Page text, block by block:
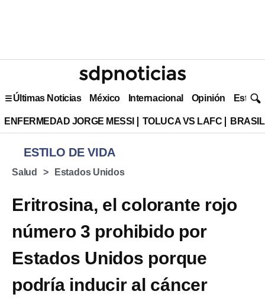
Últimas Noticias México Internacional Opinión Estilo
ENFERMEDAD JORGE MESSI TOLUCA VS LAFC
ESTILO DE VIDA
Salud Estados Unidos
Eritrosina, el colorante rojo
número 3 prohibido por
Estados Unidos porque
podría inducir al cáncer